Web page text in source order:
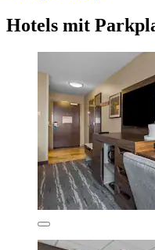
Hotels mit